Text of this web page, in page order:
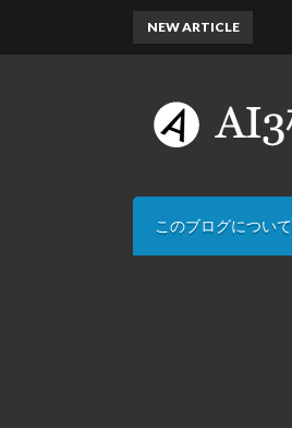
このブログについて
NEW ARTICLE